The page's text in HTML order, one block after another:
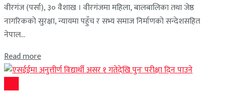
वीरगंज (पर्सा), ३० वैशाख । वीरगंजमा महिला, बालबालिका तथा जेष्ठ
नागरिकको सुरक्षा, न्यायमा पहुँच र सभ्य समाज निर्माणको सन्देशसहित
नेपाल...
Read more